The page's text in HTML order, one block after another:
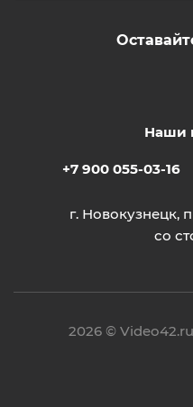
Наши
+7 900 055-03-16
г. Новокузнецк,
со
2026 ©